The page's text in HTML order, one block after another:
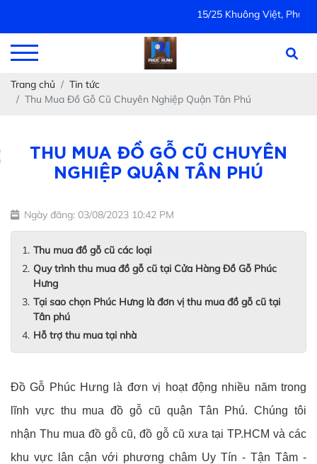
15/25 Khuông Việt, Phú Trung, Tân
Trang chủ
Tin tức
Thu Mua Đồ Gỗ Cũ Chuyên Nghiệp Quận Tân Phú
THU MUA ĐỒ GỖ CŨ CHUYÊN
NGHIỆP QUẬN TÂN PHÚ
Ngày đăng: 03/08/2023 10:42 PM
Thu mua đồ gỗ cũ các loại
Quy trình thu mua đồ gỗ cũ tại Cửa Hàng Đồ Gỗ Phúc
Hưng
Tại sao chọn Phúc Hưng là đơn vị thu mua đồ gỗ cũ tại
Tân phú
Hỗ trợ thu mua tại nhà
Đồ Gỗ Phúc Hưng là đơn vị hoạt động nhiều năm trong
lĩnh vực thu mua đồ gỗ cũ quận Tân Phú. Chúng tôi
nhận Thu mua đồ gỗ cũ, đồ gỗ cũ xưa tại TP.HCM và các
khu vực lân cận với phương châm Uy Tín - Tận Tâm -